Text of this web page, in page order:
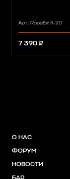
Арт.: RopeExt11-20
7 390 ₽
О НАС
ФОРУМ
НОВОСТИ